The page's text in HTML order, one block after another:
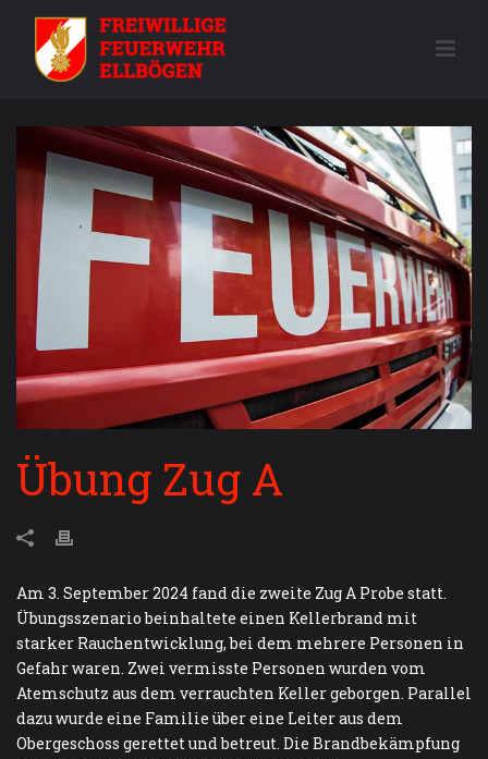
Übung Zug A
Am 3. September 2024 fand die zweite Zug A Probe statt.
Übungsszenario beinhaltete einen Kellerbrand mit
starker Rauchentwicklung, bei dem mehrere Personen in
Gefahr waren. Zwei vermisste Personen wurden vom
Atemschutz aus dem verrauchten Keller geborgen. Parallel
dazu wurde eine Familie über eine Leiter aus dem
Obergeschoss gerettet und betreut. Die Brandbekämpfung